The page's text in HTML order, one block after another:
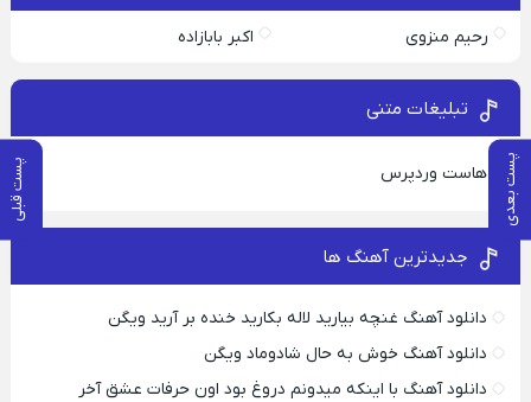
پست بعدی پست قبلی
رحیم منزوی اکبر بابازاده
تبلیغات متنی
هاست وردپرس
جدیدترین آهنگ ها
دانلود آهنگ غنچه بیارید لاله بکارید خنده بر آرید ویگن
دانلود آهنگ خوش به حال شادوماد ویگن
دانلود آهنگ با اینکه میدونم دروغ بود اون حرفات عشق آخر